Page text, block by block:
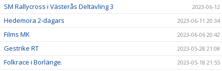
SM Rallycross i Västerås Deltävling 3 2023-06-12
Hedemora 2-dagars 2023-06-11 20:34
Films MK 2023-06-06 20:42
Gestrike RT 2023-05-28 21:08
Folkrace i Borlänge. 2023-05-18 21:55